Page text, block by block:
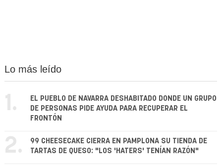
Lo más leído
1.
EL PUEBLO DE NAVARRA DESHABITADO DONDE UN GRUPO
DE PERSONAS PIDE AYUDA PARA RECUPERAR EL
FRONTÓN
2.
99 CHEESECAKE CIERRA EN PAMPLONA SU TIENDA DE
TARTAS DE QUESO: "LOS 'HATERS' TENÍAN RAZÓN"